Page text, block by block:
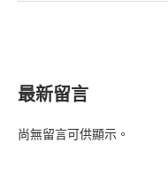
最新留言
尚無留言可供顯示。